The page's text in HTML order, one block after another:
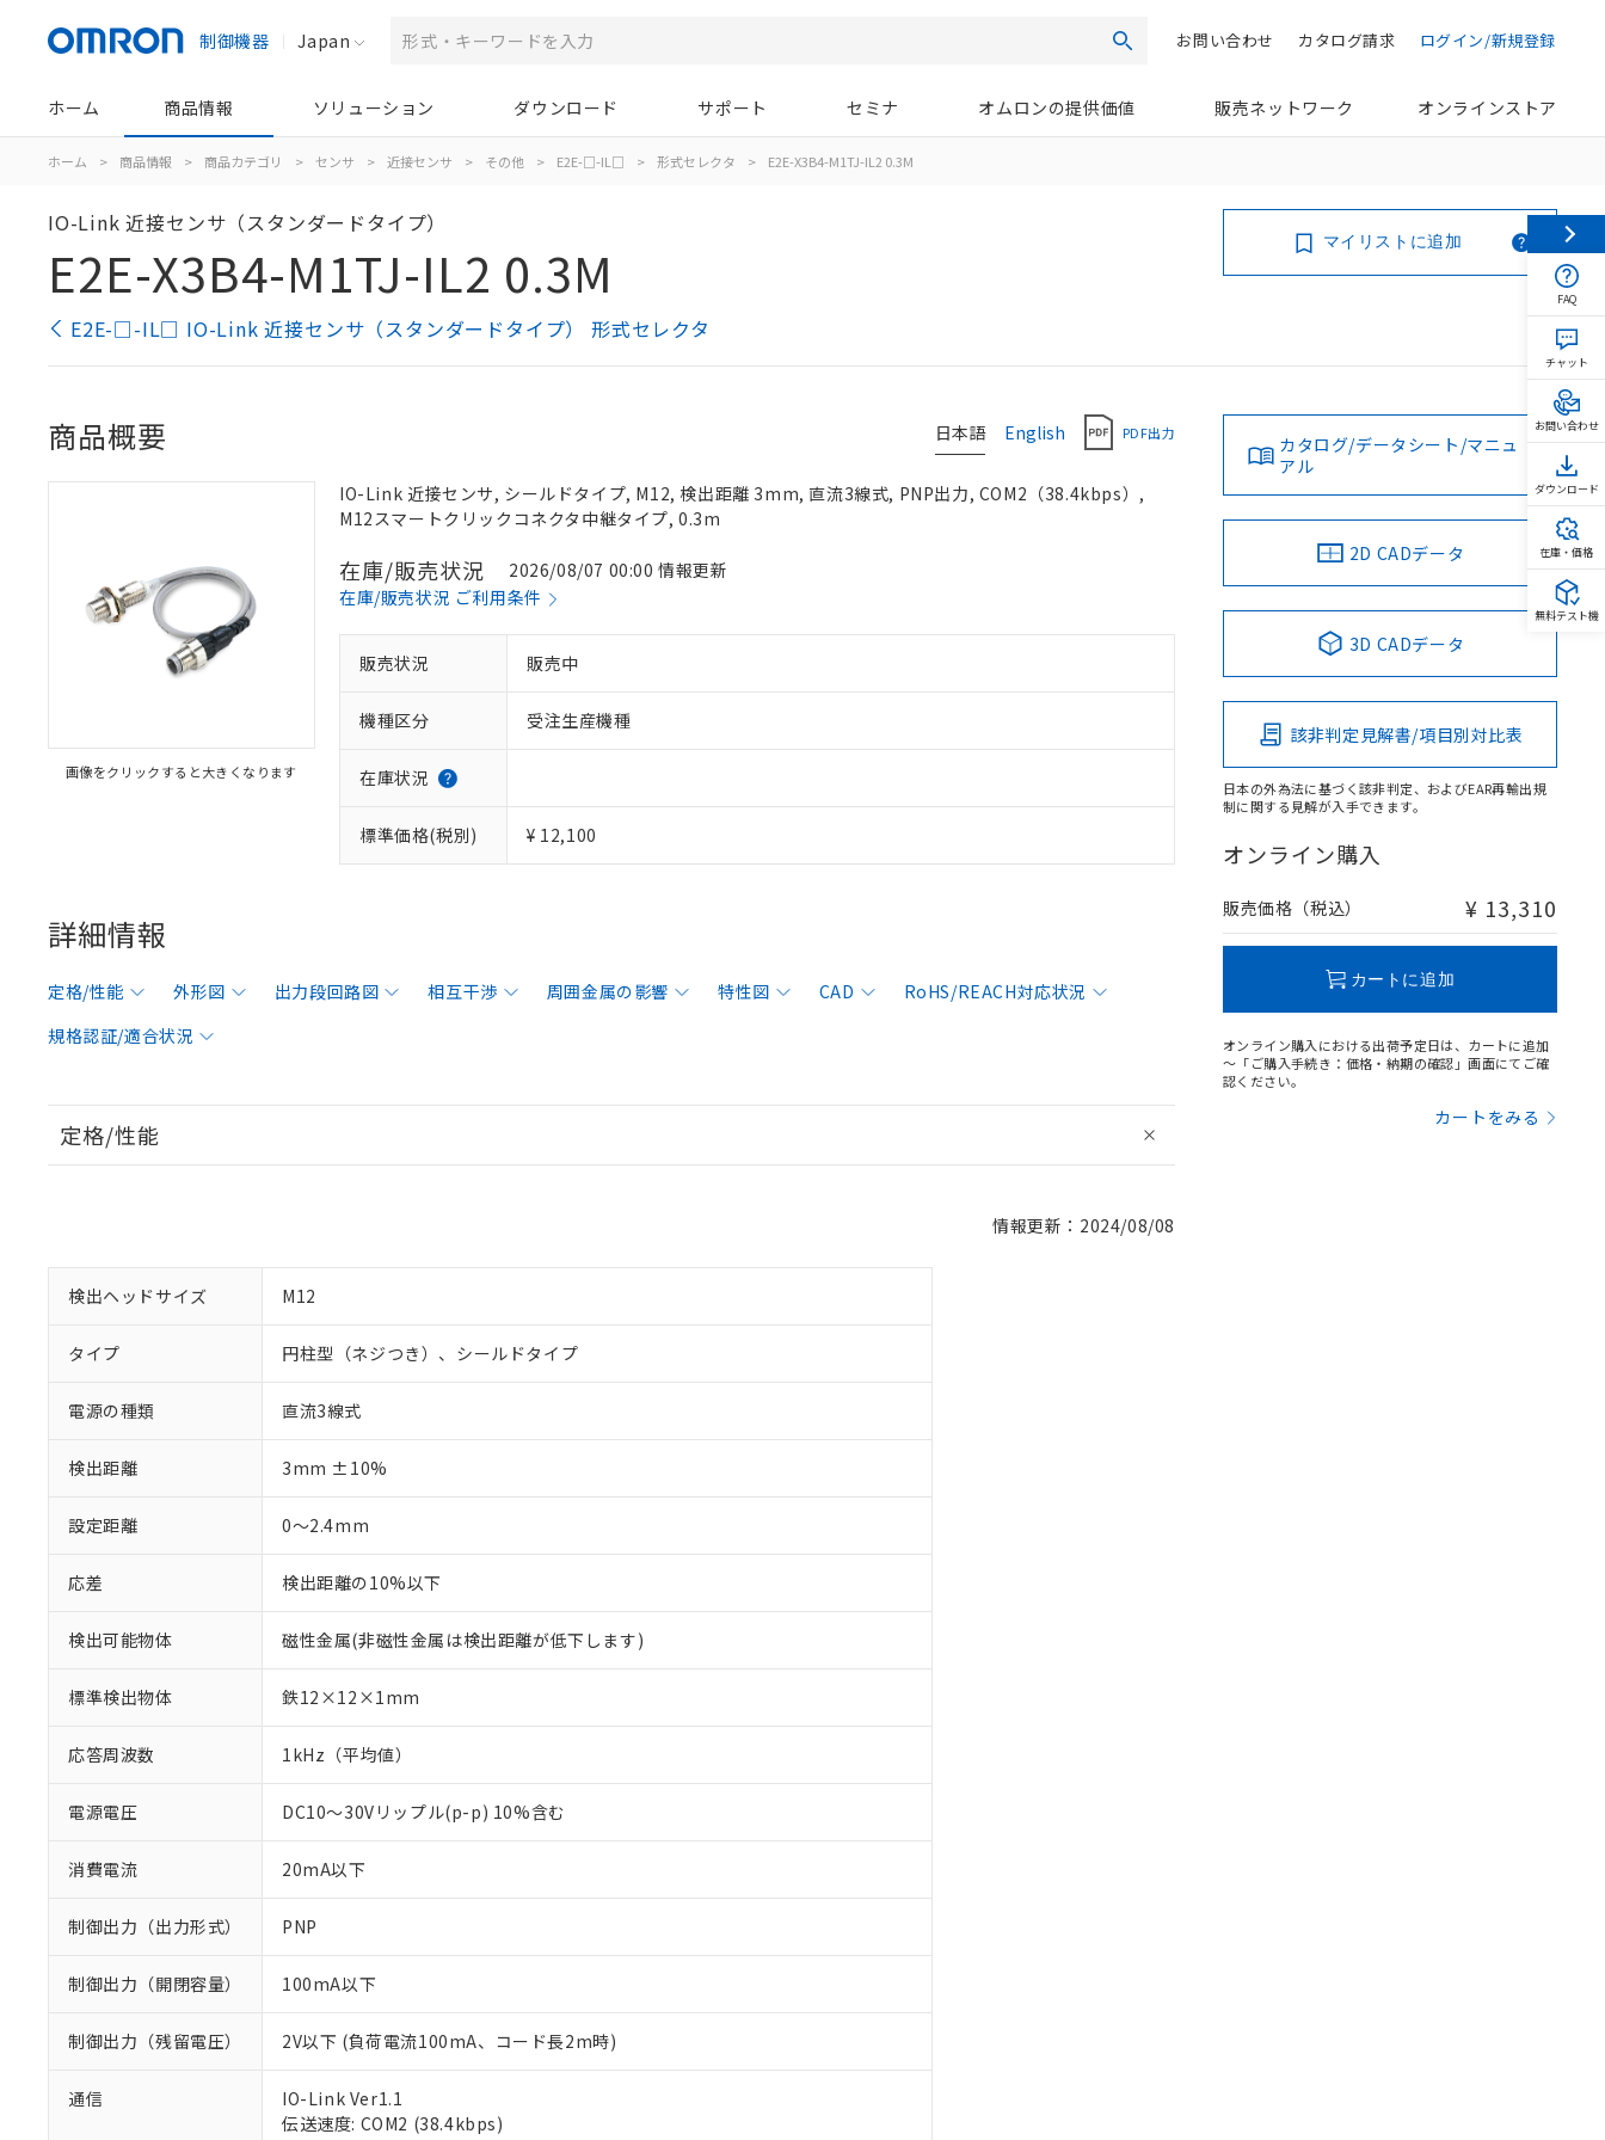
制御機器 Japan 検索 ログイン/新規登録
カタログ請求
お問い合わせ
ホーム 商品情報 ソリューション ダウンロード サポート セミナ オムロンの提供価値 販売ネットワーク オンラインストア
ホーム > 商品情報 > 商品カテゴリ > センサ > 近接センサ > その他 > E2E-□-IL□ > 形式セレクタ > E2E-X3B4-M1TJ-IL2 0.3M
IO-Link 近接センサ（スタンダードタイプ）
E2E-X3B4-M1TJ-IL2 0.3M
E2E-□-IL□ IO-Link 近接センサ（スタンダードタイプ） 形式セレクタ
マイリストに追加
日本語 English PDF出力
商品概要
画像をクリックすると大きくなります
IO-Link 近接センサ, シールドタイプ, M12, 検出距離 3mm, 直流3線式, PNP出力, COM2（38.4kbps）,
M12スマートクリックコネクタ中継タイプ, 0.3m
在庫/販売状況
2026/08/07 00:00 情報更新
在庫/販売状況 ご利用条件
販売状況 販売中
機種区分 受注生産機種
在庫状況
標準価格(税別) ¥ 12,100
詳細情報
定格/性能 外形図 出力段回路図 相互干渉 周囲金属の影響 特性図 CAD
RoHS/REACH対応状況
規格認証/適合状況
定格/性能
情報更新：2024/08/08
検出ヘッドサイズ M12
タイプ 円柱型（ネジつき）、シールドタイプ
電源の種類 直流3線式
検出距離 3mm ±10%
設定距離 0～2.4mm
応差 検出距離の10%以下
検出可能物体 磁性金属(非磁性金属は検出距離が低下します)
標準検出物体 鉄12×12×1mm
応答周波数 1kHz（平均値）
電源電圧 DC10～30Vリップル(p-p) 10%含む
消費電流 20mA以下
制御出力（出力形式） PNP
制御出力（開閉容量） 100mA以下
制御出力（残留電圧） 2V以下 (負荷電流100mA、コード長2m時)
通信
IO-Link Ver1.1
伝送速度: COM2 (38.4kbps)
カタログ/データシート/マニュ
アル
2D CADデータ
3D CADデータ
該非判定見解書/項目別対比表
日本の外為法に基づく該非判定、およびEAR再輸出規
制に関する見解が入手できます。
オンライン購入
販売価格（税込） ¥ 13,310
カートに追加
オンライン購入における出荷予定日は、カートに追加
～「ご購入手続き：価格・納期の確認」画面にてご確
認ください。
カートをみる
対応済み：EU RoHS指令（10物質）の非含有に対応した製品が提供可能な商品です。
FAQ
チャット
お問い合わせ
ダウンロード
在庫・価格
無料テスト機